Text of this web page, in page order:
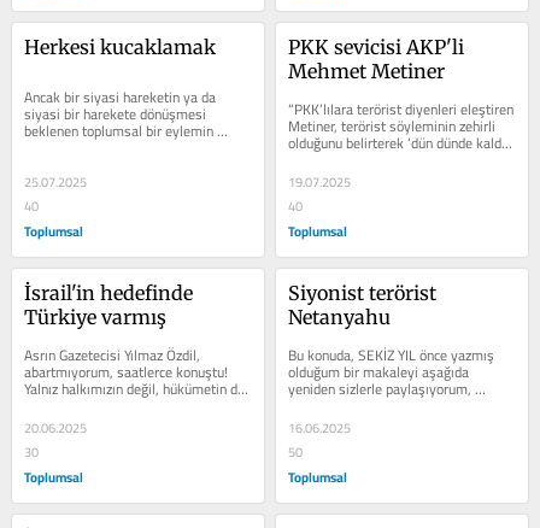
Herkesi kucaklamak
Ancak bir siyasi hareketin ya da
siyasi bir harekete dönüşmesi
beklenen toplumsal bir eylemin
öncülerinin de aynı biçimde
25.07.2025
40
Toplumsal
PKK sevicisi AKP'li
Mehmet Metiner
“PKK’lılara terörist diyenleri eleştiren
Metiner, terörist söyleminin zehirli
olduğunu belirterek ‘dün dünde kaldı’
dedi.”...
19.07.2025
40
Toplumsal
İsrail'in hedefinde
Türkiye varmış
Asrın Gazetecisi Yılmaz Özdil,
abartmıyorum, saatlerce konuştu!
Yalnız halkımızın değil, hükümetin de
bilmediğini iddia ettiği öyle...
20.06.2025
30
Toplumsal
Siyonist terörist
Netanyahu
Bu konuda, SEKİZ YIL önce yazmış
olduğum bir makaleyi aşağıda
yeniden sizlerle paylaşıyorum,
EFENDİ TERÖRİSTLER YİNE
SAHNEDE Siyonist...
16.06.2025
50
Toplumsal